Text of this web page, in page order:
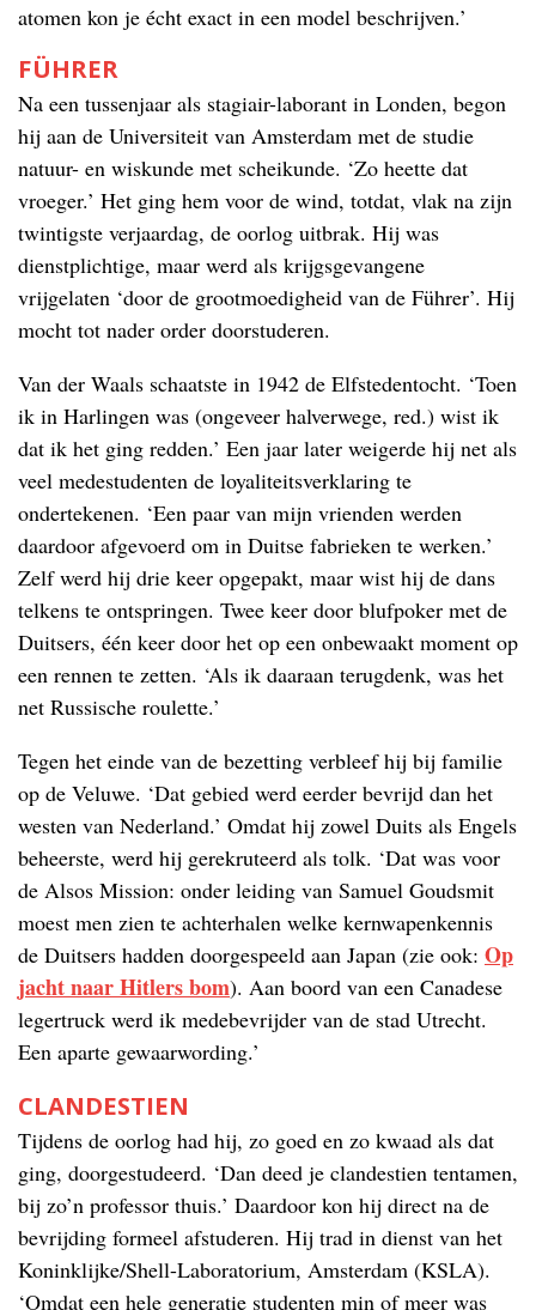
atomen kon je écht exact in een model beschrijven.’
FÜHRER
Na een tussenjaar als stagiair-laborant in Londen, begon
hij aan de Universiteit van Amsterdam met de studie
natuur- en wiskunde met scheikunde. ‘Zo heette dat
vroeger.’ Het ging hem voor de wind, totdat, vlak na zijn
twintigste verjaardag, de oorlog uitbrak. Hij was
dienstplichtige, maar werd als krijgsgevangene
vrijgelaten ‘door de grootmoedigheid van de Führer’. Hij
mocht tot nader order doorstuderen.
Van der Waals schaatste in 1942 de Elfstedentocht. ‘Toen
ik in Harlingen was (ongeveer halverwege, red.) wist ik
dat ik het ging redden.’ Een jaar later weigerde hij net als
veel medestudenten de loyaliteitsverklaring te
ondertekenen. ‘Een paar van mijn vrienden werden
daardoor afgevoerd om in Duitse fabrieken te werken.’
Zelf werd hij drie keer opgepakt, maar wist hij de dans
telkens te ontspringen. Twee keer door blufpoker met de
Duitsers, één keer door het op een onbewaakt moment op
een rennen te zetten. ‘Als ik daaraan terugdenk, was het
net Russische roulette.’
Tegen het einde van de bezetting verbleef hij bij familie
op de Veluwe. ‘Dat gebied werd eerder bevrijd dan het
westen van Nederland.’ Omdat hij zowel Duits als Engels
beheerste, werd hij gerekruteerd als tolk. ‘Dat was voor
de Alsos Mission: onder leiding van Samuel Goudsmit
moest men zien te achterhalen welke kernwapenkennis
de Duitsers hadden doorgespeeld aan Japan (zie ook: Op
jacht naar Hitlers bom). Aan boord van een Canadese
legertruck werd ik medebevrijder van de stad Utrecht.
Een aparte gewaarwording.’
CLANDESTIEN
Tijdens de oorlog had hij, zo goed en zo kwaad als dat
ging, doorgestudeerd. ‘Dan deed je clandestien tentamen,
bij zo’n professor thuis.’ Daardoor kon hij direct na de
bevrijding formeel afstuderen. Hij trad in dienst van het
Koninklijke/Shell-Laboratorium, Amsterdam (KSLA).
‘Omdat een hele generatie studenten min of meer was